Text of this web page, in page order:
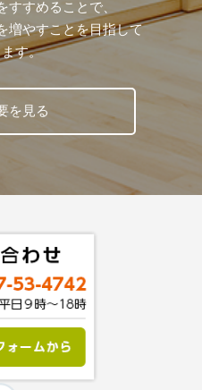
すすめることで、
増やすことを目指して
す。
を見る